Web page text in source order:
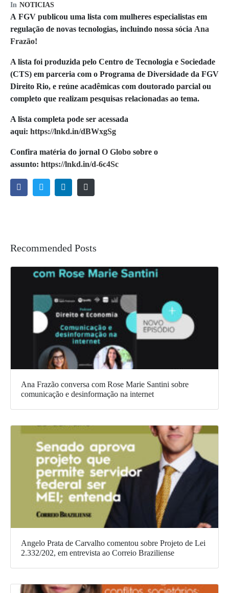
In NOTICIAS
A FGV publicou uma lista com mulheres especialistas em
regulação de novas tecnologias, incluindo nossa sócia Ana
Frazão!
A lista foi produzida pelo Centro de Tecnologia e Sociedade
(CTS) em parceria com o Programa de Diversidade da FGV
Direito Rio, e reúne acadêmicas com doutorado parcial ou
completo que realizam pesquisas relacionadas ao tema.
A lista completa pode ser acessada
aqui: https://lnkd.in/dBWxgSg
Confira matéria do jornal O Globo sobre o
assunto: https://lnkd.in/d-6c4Sc
Recommended Posts
Ana Frazão conversa com Rose Marie Santini sobre
comunicação e desinformação na internet
Angelo Prata de Carvalho comentou sobre Projeto de Lei
2.332/202, em entrevista ao Correio Braziliense